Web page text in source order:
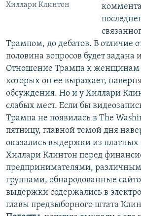
Хиллари Клинтон
Трампом, до дебатов. В отличие
половина вопросов будет задана
Отношение Трампа к женщинам
которых он ее выражает,
обсуждения. Но и у Хиллари
слабых мест. Если бы
Трампа не появилась в The
пятницу, главной темой дня
оказались выдержки из
Хиллари Клинтон перед
предпринимателями,
группами, обнародованные
выдержки содержались в
главы предвыборного штата